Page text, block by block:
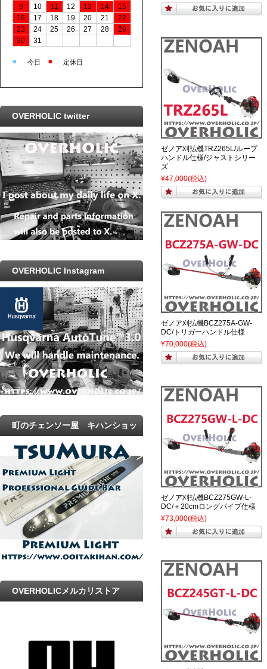
ゼノア刈払機TRZ265L/ループ
ハンドル仕様/ジャストシリー
ズ
¥47,000(税込)
ゼノア刈払機BCZ275A-GW-
DC/トリガーハンドル仕様
¥70,000(税込)
ゼノア刈払機BCZ275GW-L-
DC/＋20cmロングパイプ仕様
¥73,000(税込)
9
10 11 12 13 14
15
16
17 18 19 20 21
22
23
24 25 26 27 28
29
30
31
■ 今日 ■ 定休日
OVERHOLIC twitter
OVERHOLIC Instagram
町のチェンソー屋 キハンショッ
プ
OVERHOLICメルカリストア